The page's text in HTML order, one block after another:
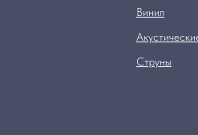
Винил
Струны